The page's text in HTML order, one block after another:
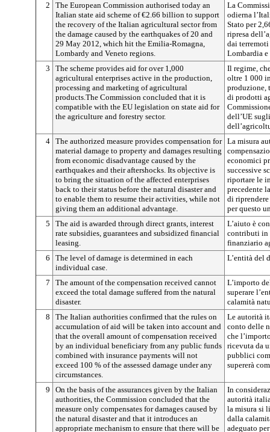
2
The European Commission authorised today an
Italian state aid scheme of €2.66 billion to support
the recovery of the Italian agricultural sector from
the damage caused by the earthquakes of 20 and
29 May 2012, which hit the Emilia-Romagna,
Lombardy and Veneto regions.
La
odierna
Stato per
ripresa
dai
Lombardia
3
The scheme provides aid for over 1,000
agricultural enterprises active in the production,
processing and marketing of agricultural
products.The Commission concluded that it is
compatible with the EU legislation on state aid for
the agriculture and forestry sector.
Il regime,
oltre 1 000
produzione,
di prodotti
dell’UE
4 The authorized measure provides compensation for
material damage to property and damages resulting
from economic disadvantage caused by the
earthquakes and their aftershocks. Its objective is
to bring the situation of the affected enterprises
back to their status before the natural disaster and
to enable them to resume their activities, while not
giving them an additional advantage.
La misura
economici
successive
riportare le
precedente
di
per questo
5
The aid is awarded through direct grants, interest
rate subsidies, guarantees and subsidized financial
leasing.
L’aiuto è
contributi in
finanziario
6
The level of damage is determined in each
individual case.
L’entità del
7
The amount of the compensation received cannot
exceed the total damage suffered from the natural
disaster.
L’importo
superare
calamità
8
The Italian authorities confirmed that the rules on
accumulation of aid will be taken into account and
that the overall amount of compensation received
by an individual beneficiary from any public funds
combined with insurance payments will not
exceed 100 % of the assessed damage under any
circumstances.
Le autorità
conto delle
che
ricevuta da
pubblici
supererà
9
On the basis of the assurances given by the Italian
authorities, the Commission concluded that the
measure only compensates for damages caused by
the natural disaster and that it introduces an
appropriate mechanism to ensure that there will be
In
autorità
la misura si
dalla
adeguato